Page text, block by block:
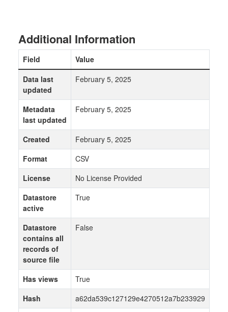
Additional Information
Field
Value
Data last
updated
February 5, 2025
Metadata
last updated
February 5, 2025
Created
February 5, 2025
Format
CSV
License
No License Provided
Datastore
active
True
Datastore
contains all
records of
source file
False
Has views
True
Hash
a62da539c127129e4270512a7b233929